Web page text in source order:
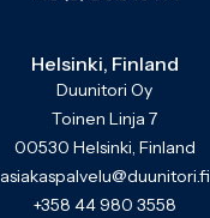
Helsinki, Finland
Duunitori Oy
Toinen Linja 7
00530 Helsinki, Finland
asiakaspalvelu@duunitori.fi
+358 44 980 3558